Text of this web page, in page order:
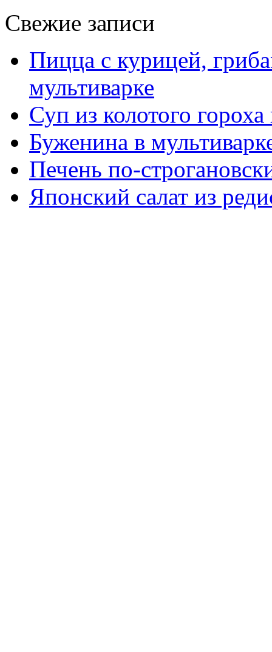
Свежие записи
Пицца с курицей,
мультиварке
Суп из колотого
Буженина в
Печень по-
Японский салат из